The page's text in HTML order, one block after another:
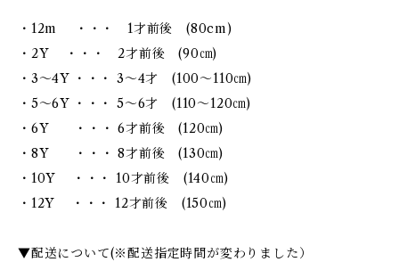
・12m ・・・ 1才前後 (80cm)
・2Y ・・・ 2才前後 (90㎝)
・3～4Y ・・・ 3～4才 (100～110㎝)
・5～6Y ・・・ 5～6才 (110～120㎝)
・6Y ・・・ 6才前後 (120㎝)
・8Y ・・・ 8才前後 (130㎝)
・10Y ・・・ 10才前後 (140㎝)
・12Y ・・・ 12才前後 (150㎝)
▼配送について(※配送指定時間が変わりました）